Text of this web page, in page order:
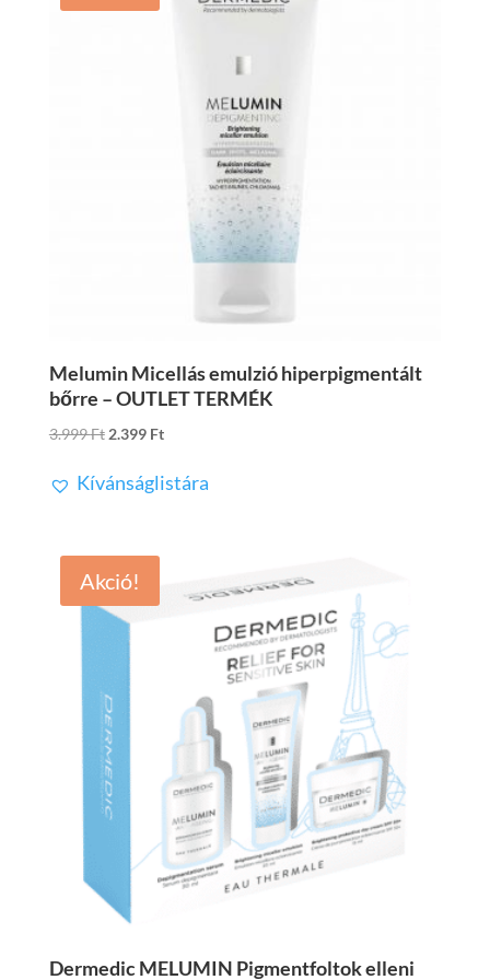
Melumin Micellás emulzió hiperpigmentált
bőrre – OUTLET TERMÉK
3.999Ft Original
was:
2.399 FtCurrent
is:
Kívánságlistára
Akció!
Dermedic MELUMIN Pigmentfoltok elleni